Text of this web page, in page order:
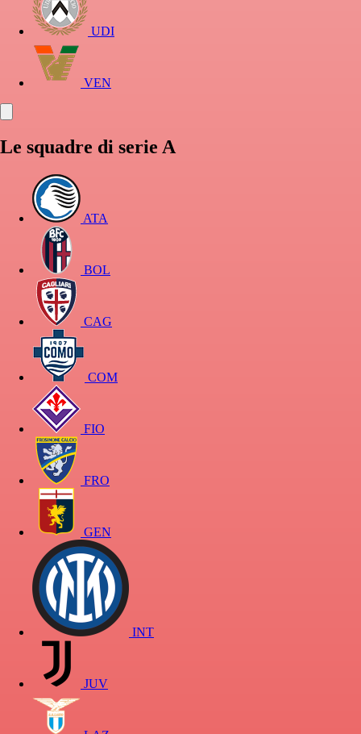
UDI
VEN
Le squadre di serie A
ATA
BOL
CAG
COM
FIO
FRO
GEN
INT
JUV